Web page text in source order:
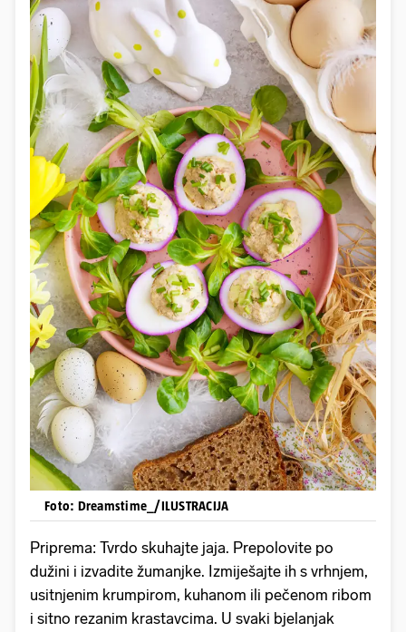
Foto: Dreamstime_/ILUSTRACIJA
Priprema: Tvrdo skuhajte jaja. Prepolovite po
dužini i izvadite žumanjke. Izmiješajte ih s vrhnjem,
usitnjenim krumpirom, kuhanom ili pečenom ribom
i sitno rezanim krastavcima. U svaki bjelanjak